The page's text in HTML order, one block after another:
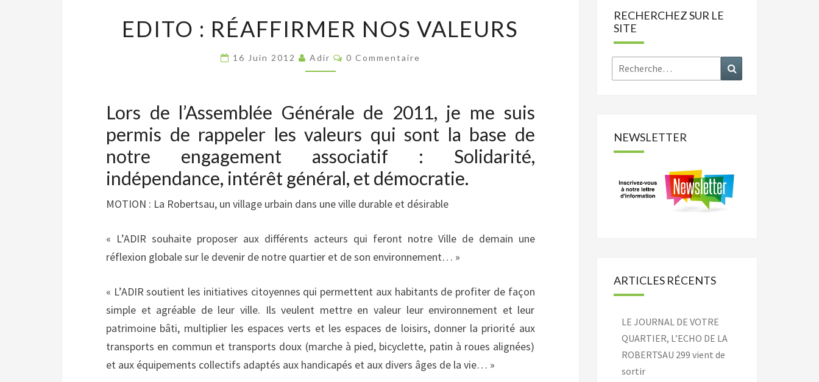
:
EDITO : RÉAFFIRMER NOS VALEURS
16 Juin 2012 Adir Commentaires
0 Commentaire
Lors de l’Assemblée Générale de 2011, je me suis
permis de rappeler les valeurs qui sont la base de
notre engagement associatif : Solidarité,
indépendance, intérêt général, et démocratie.
MOTION : La Robertsau, un village urbain dans une ville durable et désirable
« L’ADIR souhaite proposer aux différents acteurs qui feront notre Ville de demain une
réflexion globale sur le devenir de notre quartier et de son environnement… »
« L’ADIR soutient les initiatives citoyennes qui permettent aux habitants de profiter de façon
simple et agréable de leur ville. Ils veulent mettre en valeur leur environnement et leur
patrimoine bâti, multiplier les espaces verts et les espaces de loisirs, donner la priorité aux
transports en commun et transports doux (marche à pied, bicyclette, patin à roues alignées)
et aux équipements collectifs adaptés aux handicapés et aux divers âges de la vie… »
RECHERCHEZ SUR LE
SITE
Rechercher :
NEWSLETTER
ARTICLES RÉCENTS
LE JOURNAL DE VOTRE
QUARTIER, L’ECHO DE LA
ROBERTSAU 299 vient de
sortir